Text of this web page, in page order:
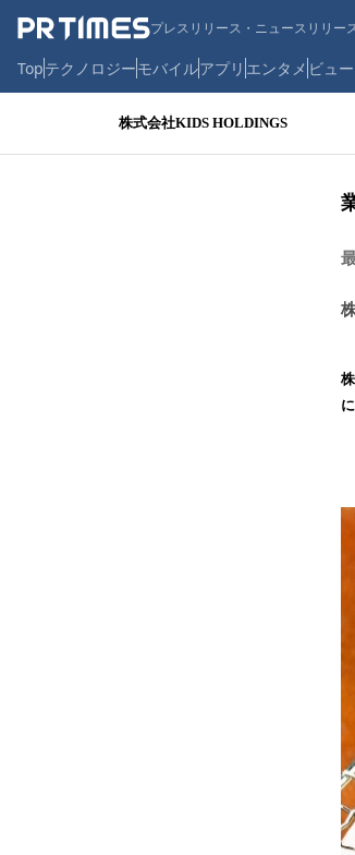
プレスリリース・ニュースリリー
Topテクノロジーモバイルアプリ エンタメ ビュ
株式会社KIDS HOLDINGS